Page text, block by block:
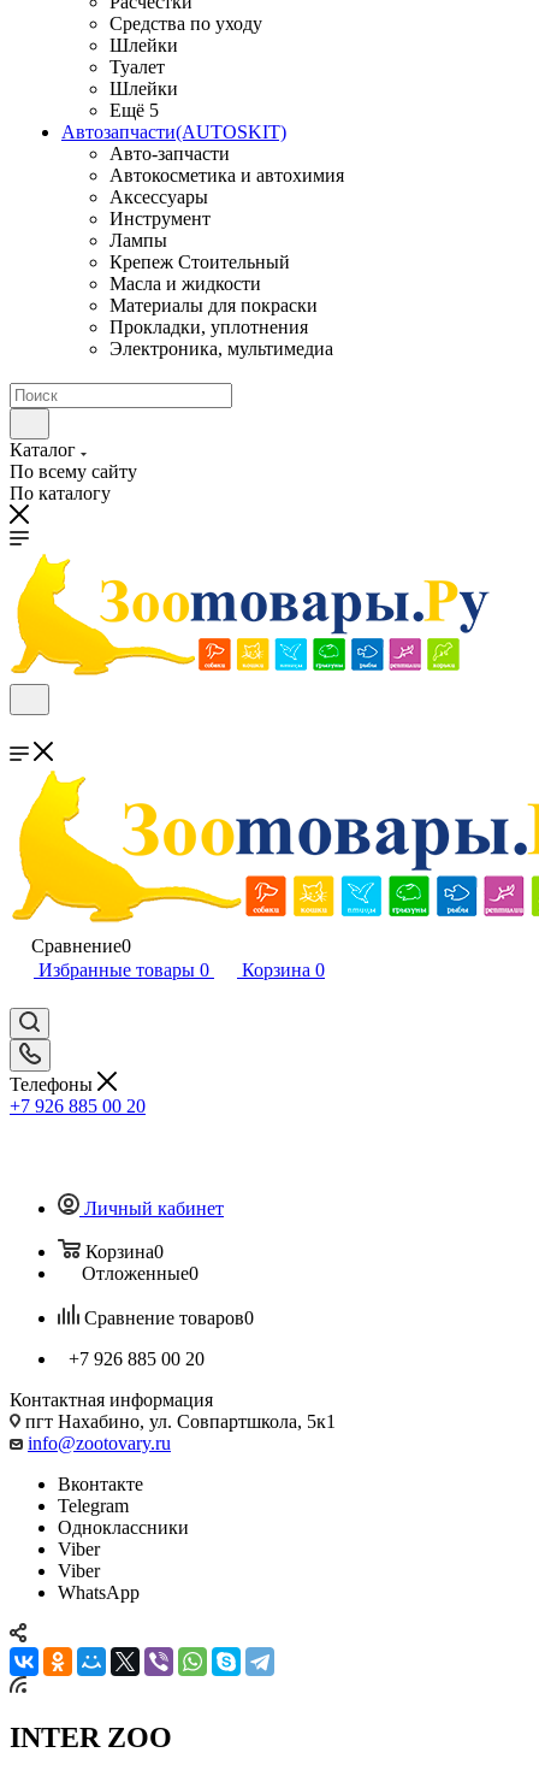
Средства по уходу
Шлейки
Туалет
Шлейки
Ещё 5
Автозапчасти(AUTOSKIT)
Авто-запчасти
Автокосметика и автохимия
Аксессуары
Инструмент
Лампы
Крепеж Стоительный
Масла и жидкости
Материалы для покраски
Прокладки, уплотнения
Электроника, мультимедиа
Каталог
По всему сайту
По каталогу
Сравнение0
Избранные товары 0 Корзина 0
Телефоны
+7 926 885 00 20
Личный кабинет
Корзина0
Отложенные0
Сравнение товаров0
+7 926 885 00 20
Контактная информация
пгт Нахабино, ул. Совпартшкола, 5к1
info@zootovary.ru
Вконтакте
Telegram
Одноклассники
Viber
Viber
WhatsApp
INTER ZOO